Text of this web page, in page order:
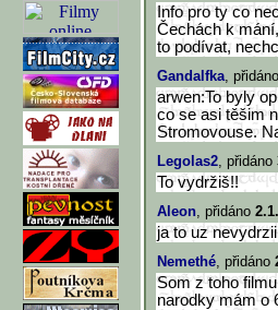
Info pro ty co
Čechách k
to podívat,
Gandalfka, přidáno
arwen:To byly
co se asi těšim
Stromovouse.
Legolas2, přidáno
To vydržiš!!
Aleon, přidáno
ja to uz
Nemethé, přidáno
Som z toho
narodky mám o